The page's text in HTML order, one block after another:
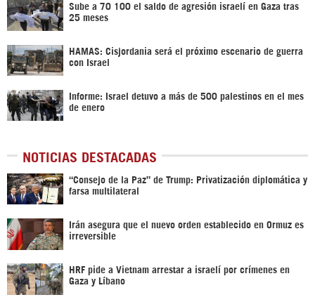
Sube a 70 100 el saldo de agresión israelí en Gaza tras
25 meses
HAMAS: Cisjordania será el próximo escenario de guerra
con Israel
Informe: Israel detuvo a más de 500 palestinos en el mes
de enero
NOTICIAS DESTACADAS
“Consejo de la Paz” de Trump: Privatización diplomática y
farsa multilateral
Irán asegura que el nuevo orden establecido en Ormuz es
irreversible
HRF pide a Vietnam arrestar a israelí por crímenes en
Gaza y Líbano